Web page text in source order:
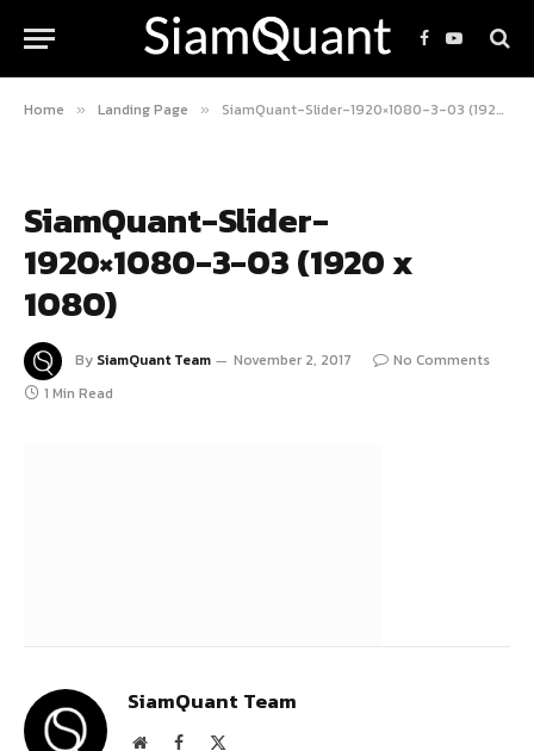
Facebook
YouTube
Home » Landing Page » SiamQuant-Slider-1920×1080-3-03 (1920 x 1080)
SiamQuant-Slider-
1920×1080-3-03 (1920 x
1080)
By SiamQuant Team November 2, 2017
No Comments
1 Min Read
SiamQuant Team
WebsiteFacebook